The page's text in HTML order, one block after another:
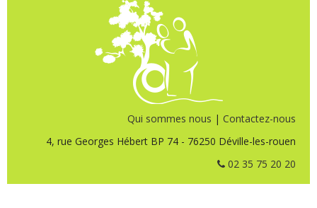
Qui sommes nous | Contactez-nous
4, rue Georges Hébert BP 74 - 76250 Déville-les-rouen
02 35 75 20 20